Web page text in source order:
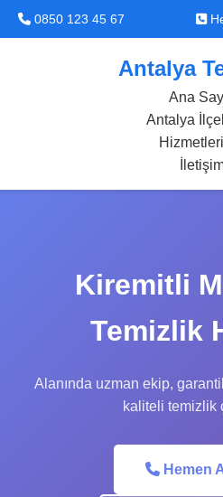
0850 123 45 67
Antalya
Ana
Antalya
Kiremitli
Temizlik
Alanında uzman ekip,
kaliteli temizlik
Hemen